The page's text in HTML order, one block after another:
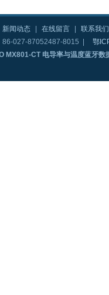
新闻动态 在线留言
联系我们
86-027-87052487-8015 |
鄂
MX801-CT 电导率与温度蓝牙数